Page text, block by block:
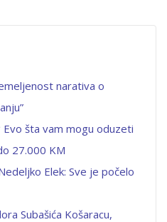
narativa o
šta vam mogu oduzeti
27.000 KM
Elek: Sve je počelo
Subašića Košaracu,